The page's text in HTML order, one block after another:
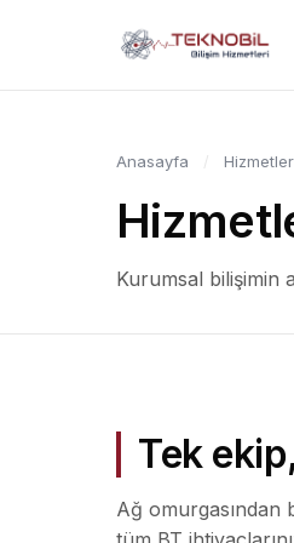
Anasayfa Hizmetler
Kurumsal bilişimin
Tek
Ağ omurgasından